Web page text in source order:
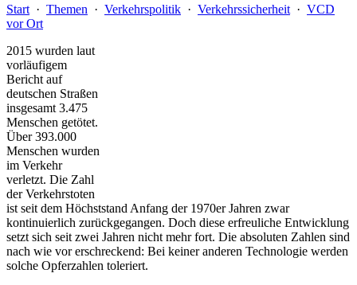
Start · Themen · Verkehrspolitik · Verkehrssicherheit · VCD
vor Ort
2015 wurden laut
vorläufigem
Bericht auf
deutschen Straßen
insgesamt 3.475
Menschen getötet.
Über 393.000
Menschen wurden
im Verkehr
verletzt. Die Zahl
der Verkehrstoten
ist seit dem Höchststand Anfang der 1970er Jahren zwar
kontinuierlich zurückgegangen. Doch diese erfreuliche Entwicklung
setzt sich seit zwei Jahren nicht mehr fort. Die absoluten Zahlen sind
nach wie vor erschreckend: Bei keiner anderen Technologie werden
solche Opferzahlen toleriert.